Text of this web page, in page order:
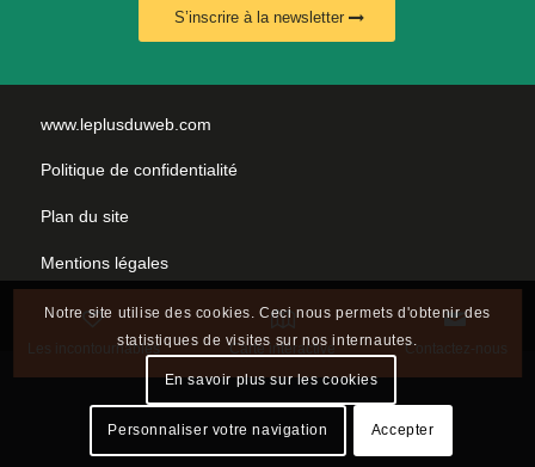
Les incontournables Carte interactive Contactez-nous
S’inscrire à la newsletter
www.leplusduweb.com
Politique de confidentialité
Plan du site
Mentions légales
Nous contacter
Notre site utilise des cookies. Ceci nous permets d'obtenir des
statistiques de visites sur nos internautes.
En savoir plus sur les cookies
Personnaliser votre navigation Accepter